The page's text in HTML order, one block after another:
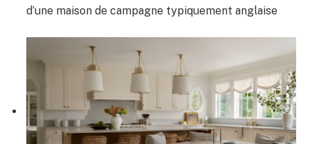
d’une maison de campagne typiquement anglaise